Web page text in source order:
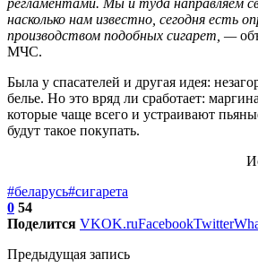
насколько нам известно, сегодня есть
производством подобных сигарет, —
МЧС.
Была у спасателей и другая идея:
белье. Но это вряд ли сработает:
которые чаще всего и устраивают
будут такое покупать.
#беларусь#сигарета
0 54
Поделится VKOK.ruFacebookTwitter
Предыдущая запись